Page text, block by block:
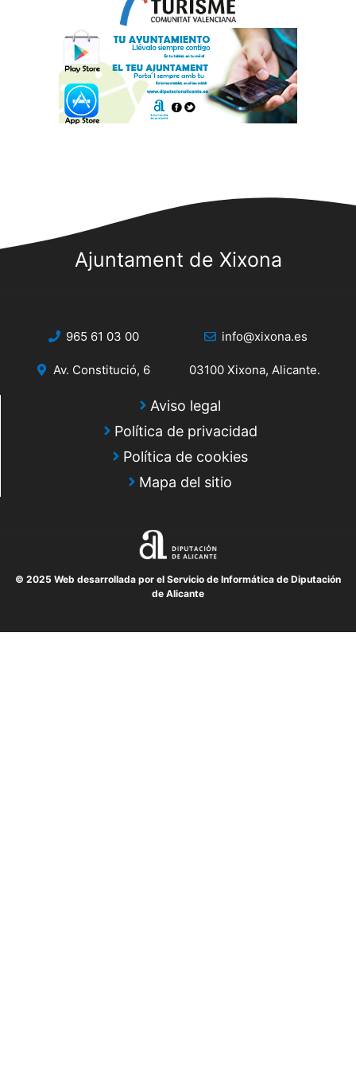
Ajuntament de Xixona
965 61 03 00 info@xixona.es
Av. Constitució, 6 03100 Xixona, Alicante.
Aviso legal
Política de privacidad
Política de cookies
Mapa del sitio
© 2025 Web desarrollada por el Servicio de Informática de Diputación
de Alicante